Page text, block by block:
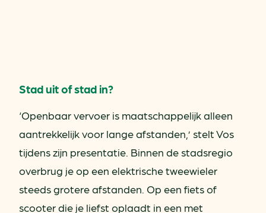
Stad uit of stad in?
‘Openbaar vervoer is maatschappelijk alleen
aantrekkelijk voor lange afstanden,’ stelt Vos
tijdens zijn presentatie. Binnen de stadsregio
overbrug je op een elektrische tweewieler
steeds grotere afstanden. Op een fiets of
scooter die je liefst oplaadt in een met